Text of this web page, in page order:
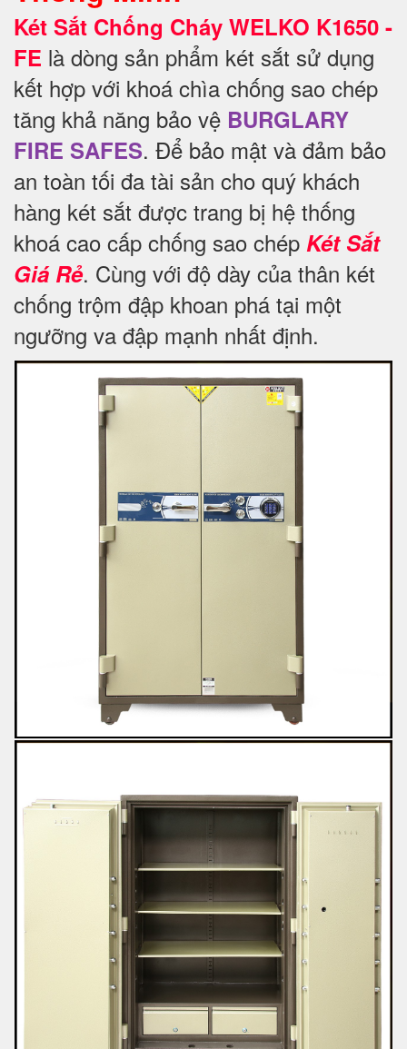
Két Sắt Chống Cháy WELKO K1650 -
FE là dòng sản phẩm két sắt sử dụng
kết hợp với khoá chìa chống sao chép
tăng khả năng bảo vệ BURGLARY
FIRE SAFES. Để bảo mật và đảm bảo
an toàn tối đa tài sản cho quý khách
hàng két sắt được trang bị hệ thống
khoá cao cấp chống sao chép Két Sắt
Giá Rẻ. Cùng với độ dày của thân két
chống trộm đập khoan phá tại một
ngưỡng va đập mạnh nhất định.